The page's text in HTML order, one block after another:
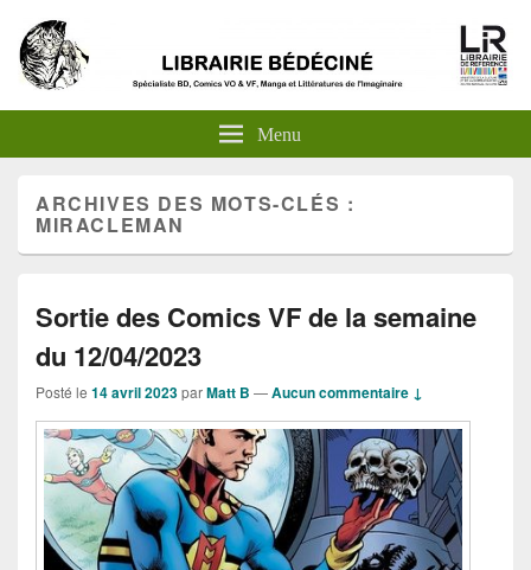
Menu
ARCHIVES DES MOTS-CLÉS :
MIRACLEMAN
Sortie des Comics VF de la semaine
du 12/04/2023
Posté le 14 avril 2023parMatt B —Aucun commentaire ↓